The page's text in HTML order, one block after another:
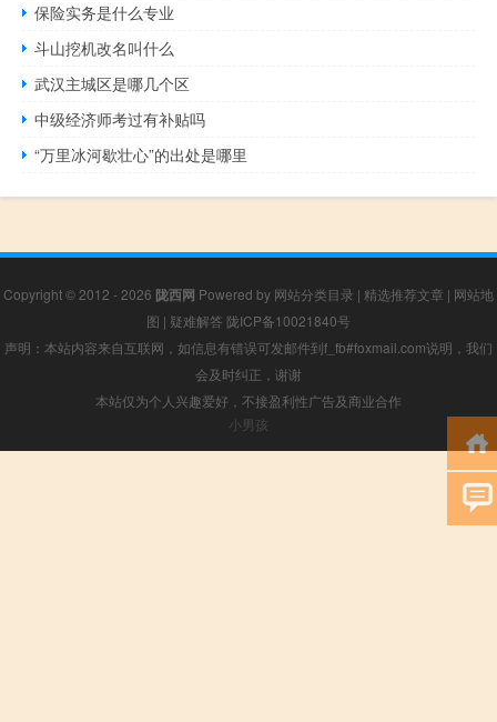
保险实务是什么专业
斗山挖机改名叫什么
武汉主城区是哪几个区
中级经济师考过有补贴吗
“万里冰河歇壮心”的出处是哪里
Copyright © 2012 - 2026 陇西网 Powered by 网站分类目录 | 精选推荐文章 | 网站地
图 | 疑难解答 陇ICP备10021840号
声明：本站内容来自互联网，如信息有错误可发邮件到f_fb#foxmail.com说明，我们
会及时纠正，谢谢
本站仅为个人兴趣爱好，不接盈利性广告及商业合作
小男孩